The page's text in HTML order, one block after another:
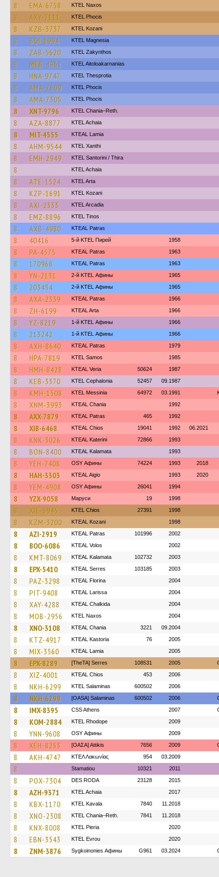
8 EMA-6758 KTEL Naxos
8 AXY-7111 ΚΤΕL Phocis
8 KZB-3737 ΚΤΕL Kozani
8 BOI-1994 ΚΤΕL Magnesia
8 ZAB-5620 KTEL Zakynthos
8 MEB-4961 KTEL Aitoloakarnanias
8 HNA-9747 KTEL Thesprotia
8 AMA-7609 ΚΤΕL Phocis
8 AMA-7305 ΚΤΕL Phocis
8 XNT-9796 KTEL Chania–Reth.
8 AZA-8877 KTEL Achaia
8 MIT-4555 KTEAL Lamia
8 AHM-9544 KTEL Xanthi
8 EMH-2949 KTEL Santorini / Thira
8 KTEL Achaia
8 ATE-1524 KTEL Arta
8 KZP-1691 ΚΤΕL Kozani
8 AXI-2333 KTEL Arcadia
8 EMZ-8896 KTEL Tinos
8 AXB-4980 KTEAL Patras
8 40416 5-й KTEL Пирей 1958
8 PA-4575 KTEAL Patras 1963
8 170968 KTEAL Patras 1963
8 YN-2131 2-й KTEL Афины 1965
8 203434 2-й KTEL Афины 1965
8 AXA-2339 KTEAL Patras 1966
8 ZH-6199 KTEAL Arta 1966
8 YZ-8219 1-й KTEL Афины 1966
8 213242 1-й KTEL Афины 1966
8 AXH-8640 KTEAL Patras 1979
8 HPA-7819 KTEL Samos 1985
8 HMH-8428 KTEAL Veria 50624 1987
8 KEB-3370 KTEL Cephalonia 52457 09.1987
8 KMH-1508 KTEL Messinia 64972 03.1991
8 XNM-3993 KTEAL Chania 1992
8 AXX-7879 KTEAL Patras 465 1992
8 XIB-6468 KTEAL Chios 19041 1992 06.2021
8 KNK-3026 KTEAL Katerini 72866 1993
8 BON-8400 KTEAL Kalamata 1993
8 YEH-7408 OSY Афины 74224 1993 2018
8 HAH-3303 KTEAL Aigio 1993 2020
8 YEM-4908 OSY Афины 26041 1994
8 YZX-9058 Маруси 19 1998
8 XIE-6945 KTEL Chios 27391 1998
8 KZM-3200 KTEAL Kozani 1998
8 AZI-2919 KTEAL Patras 101996 2002
8 BOO-6086 KTEAL Volos 2002
8 KMT-8069 KTEAL Kalamata 102732 2003
8 EPX-5410 KTEAL Serres 103185 2003
8 PAZ-3298 KTEAL Florina 2004
8 PIT-9408 KTEAL Larissa 2004
8 XAY-4288 KTEAL Chalkida 2004
8 MOB-2956 KTEL Naxos 2004
8 XNO-3108 KTEAL Chania 3221 09.2004
8 KTZ-4917 KTEAL Kastoria 76 2005
8 MIX-3560 KTEAL Lamia 2005
8 EPX-8289 [TheTA] Serres 108531 2005
8 XIZ-4001 KTEAL Chios 453 2006
8 NKH-6299 KTEL Salaminas 600502 2006
8 NKH-6299 [OASA] Salaminas 600502 2006
8 IMX-8395 CSS Athens 2007
8 KOM-2884 KTEL Rhodope 2009
8 YNN-9608 OSY Афины 2009
8 XEH-8253 [ΟΑΣΑ] Αttikis 7656 2009
8 AKH-4747 ΚΤΕΛ Λακωνίας 954 03.2009
8 Stamatiou 10321 2011
8 POX-7304 DES RODA 23128 2015
8 AZH-9371 KTEL Achaia 2017
8 KBX-1170 KTEL Kavala 7840 11.2018
8 XNO-2308 KTEL Chania–Reth. 7841 11.2018
8 KNX-8008 KTEL Pieria 2020
8 EBN-3543 KTEL Evrou 2020
8 ZNM-3876 Sygkoinonies Афины G961 03.2024